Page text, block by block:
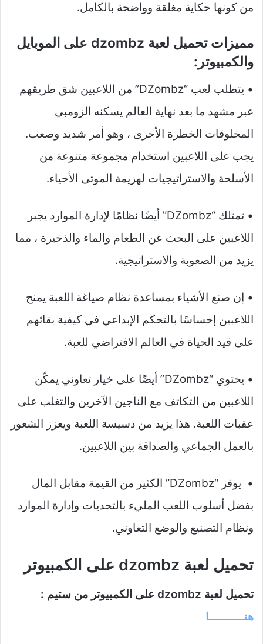
من كونها حكاية مغلقة وواضحة بالكامل.
مميزات تحميل لعبة dzombz على الموبايل
والكمبيوتر:
• يتطلب لعب “DZombz” من اللاعبين شق طريقهم
عبر مشهد ما بعد نهاية العالم يسكنه الزومبي
المخلوقات الخطرة الأخرى ، وهو أمر شديد وصعب.
يجب على اللاعبين استخدام مجموعة متنوعة من
الأسلحة والاستراتيجيات لهزيمة الموتى الأحياء.
• تمتلك “DZombz” أيضًا نظامًا لإدارة الموارد يجبر
اللاعبين على البحث عن الطعام والماء والذخيرة ، مما
يزيد من الصعوبة والاستراتيجية.
• إن صنع الأشياء بمساعدة نظام صياغة اللعبة يمنح
اللاعبين إحساسًا بالتحكم الإبداعي في كيفية بقائهم
على قيد الحياة في العالم الافتراضي للعبة.
• يحتوي “DZombz” أيضًا على خيار تعاوني يمكّن
اللاعبين من التكاتف مع الناجين الآخرين والتغلب على
عقبات اللعبة. هذا يزيد من دسيسة اللعبة ويعزز الشعور
بالعمل الجماعي والصداقة بين اللاعبين.
• يوفر “DZombz” الكثير من القيمة مقابل المال
بفضل أسلوب اللعب المليء بالتحديات وإدارة الموارد
ونظام التصنيع والوضع التعاوني.
تحميل لعبة dzombz على الكمبيوتر
تحميل لعبة dzombz على الكمبيوتر من ستيم :
هنــــــــــا